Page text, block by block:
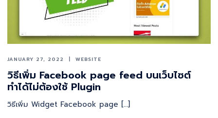
JANUARY 27, 2022 WEBSITE
วิธีเพิ่ม Facebook page feed บนเว็บไซต์
ทำได้ไม่ต้องใช้ Plugin
วิธีเพิ่ม Widget Facebook page […]